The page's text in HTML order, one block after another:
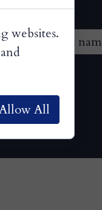
się z nam
websites.
All